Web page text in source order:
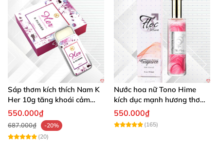
Sáp thơm kích thích Nam K
Her 10g tăng khoái cảm
phái mạnh
550.000₫
687.000₫
-20%
(20)
Nước hoa nữ Tono Hime
kích dục mạnh hương thơm
quyến rũ
550.000₫
(165)